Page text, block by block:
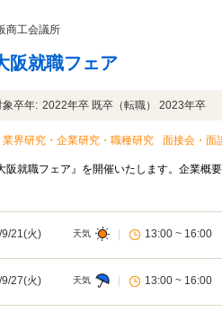
商工会議所
阪就職フェア
象卒年: 2022年卒 既卒（転職） 2023年卒
業界研究・企業研究・職種研究 面接会・面
阪就職フェア』を開催いたします。企業
21(火) 天気 13:00 ~ 16:00
27(火) 天気 13:00 ~ 16:00